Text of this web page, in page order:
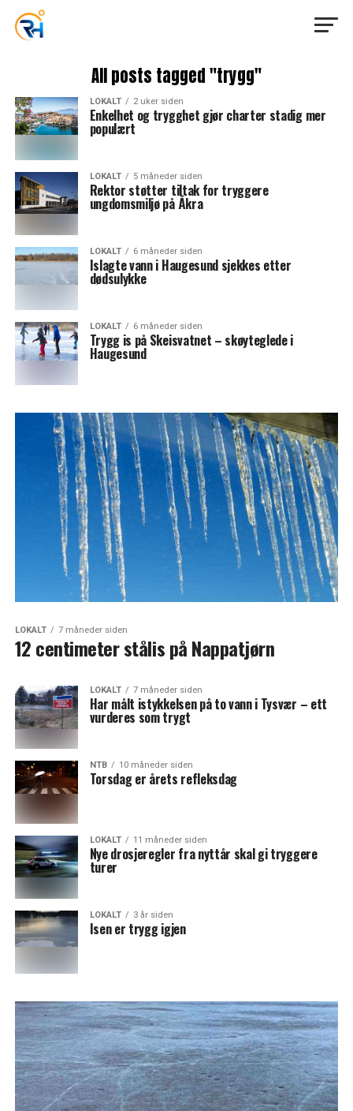
All posts tagged "trygg"
LOKALT 2 uker siden
Enkelhet og trygghet gjør charter stadig mer
populært
LOKALT 5 måneder siden
Rektor støtter tiltak for tryggere
ungdomsmiljø på Åkra
LOKALT 6 måneder siden
Islagte vann i Haugesund sjekkes etter
dødsulykke
LOKALT 6 måneder siden
Trygg is på Skeisvatnet – skøyteglede i
Haugesund
LOKALT 7 måneder siden
12 centimeter stålis på Nappatjørn
LOKALT 7 måneder siden
Har målt istykkelsen på to vann i Tysvær – ett
vurderes som trygt
NTB 10 måneder siden
Torsdag er årets refleksdag
LOKALT 11 måneder siden
Nye drosjeregler fra nyttår skal gi tryggere
turer
LOKALT 3 år siden
Isen er trygg igjen